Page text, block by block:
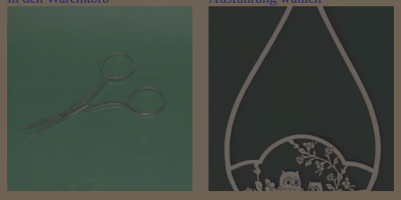
weist
mehrere
Varianten
Optionen
der
Produktseite
gewählt
werden